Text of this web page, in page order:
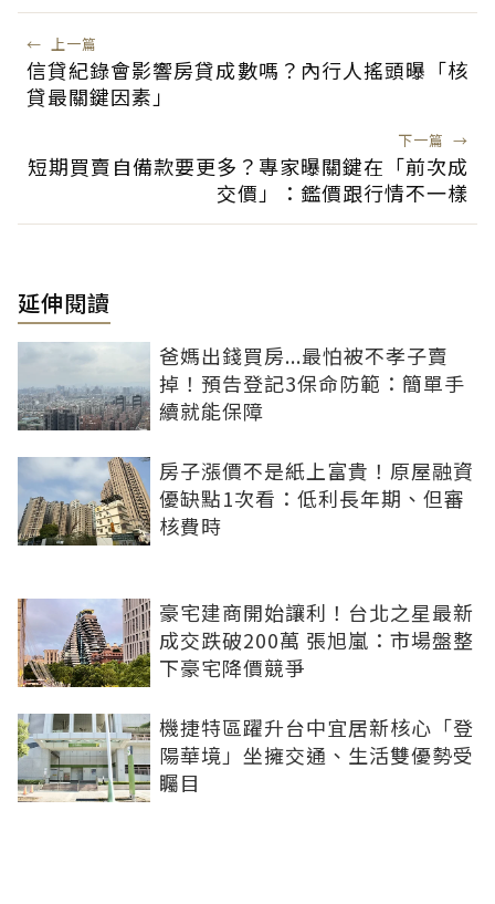
← 上一篇
信貸紀錄會影響房貸成數嗎？內行人搖頭曝「核
貸最關鍵因素」
下一篇 →
短期買賣自備款要更多？專家曝關鍵在「前次成
交價」：鑑價跟行情不一樣
延伸閱讀
爸媽出錢買房...最怕被不孝子賣
掉！預告登記3保命防範：簡單手
續就能保障
房子漲價不是紙上富貴！原屋融資
優缺點1次看：低利長年期、但審
核費時
豪宅建商開始讓利！台北之星最新
成交跌破200萬 張旭嵐：市場盤整
下豪宅降價競爭
機捷特區躍升台中宜居新核心「登
陽華境」坐擁交通、生活雙優勢受
矚目